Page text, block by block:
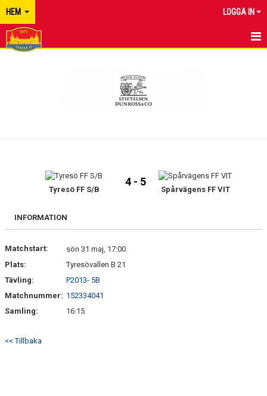
HEM LOGGA IN
Tyresö FF S/B
4 - 5
Spårvägens FF VIT
INFORMATION
Matchstart:
sön 31 maj, 17:00
Plats:
Tyresövallen B 21
Tävling:
P2013- 5B
Matchnummer: 152334041
Samling:
16:15
<< Tillbaka